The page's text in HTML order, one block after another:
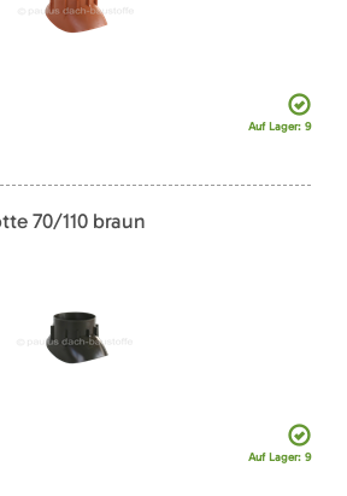
Auf Lager: 9
70/110 braun
Auf Lager: 9